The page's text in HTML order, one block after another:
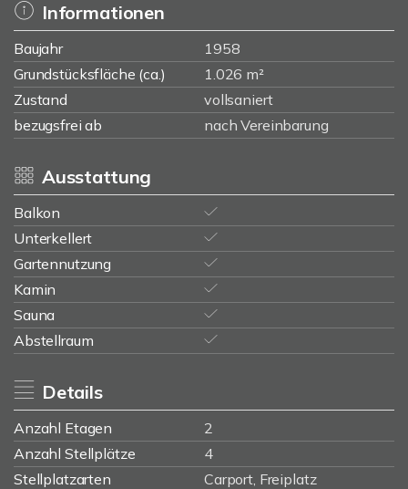
Informationen
Baujahr
1958
Grundstücksfläche (ca.)
1.026 m²
Zustand
vollsaniert
bezugsfrei ab
nach Vereinbarung
Ausstattung
Balkon
Unterkellert
Gartennutzung
Kamin
Sauna
Abstellraum
Details
Anzahl Etagen
2
Anzahl Stellplätze
4
Stellplatzarten
Carport, Freiplatz